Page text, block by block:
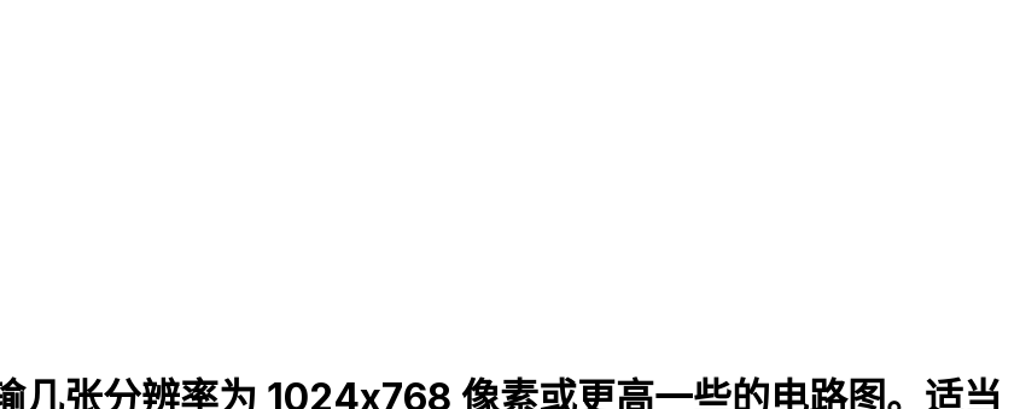
几张分辨率为 1024x768 像素或更高一些的电路图。适当